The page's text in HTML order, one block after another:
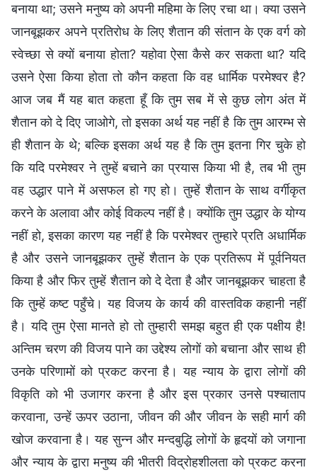
बनाया था; उसने मनुष्य को अपनी महिमा के लिए रचा था। क्या उसने
जानबूझकर अपने प्रतिरोध के लिए शैतान की संतान के एक वर्ग को
स्वेच्छा से क्यों बनाया होता? यहोवा ऐसा कैसे कर सकता था? यदि
उसने ऐसा किया होता तो कौन कहता कि वह धार्मिक परमेश्वर है?
आज जब मैं यह बात कहता हूँ कि तुम सब में से कुछ लोग अंत में
शैतान को दे दिए जाओगे, तो इसका अर्थ यह नहीं है कि तुम आरम्भ से
ही शैतान के थे; बल्कि इसका अर्थ यह है कि तुम इतना गिर चुके हो
कि यदि परमेश्वर ने तुम्हें बचाने का प्रयास किया भी है, तब भी तुम
वह उद्धार पाने में असफल हो गए हो। तुम्हें शैतान के साथ वर्गीकृत
करने के अलावा और कोई विकल्प नहीं है। क्योंकि तुम उद्धार के योग्य
नहीं हो, इसका कारण यह नहीं है कि परमेश्वर तुम्हारे प्रति अधार्मिक
है और उसने जानबूझकर तुम्हें शैतान के एक प्रतिरूप में पूर्वनियत
किया है और फिर तुम्हें शैतान को दे देता है और जानबूझकर चाहता है
कि तुम्हें कष्ट पहुँचे। यह विजय के कार्य की वास्तविक कहानी नहीं
है। यदि तुम ऐसा मानते हो तो तुम्हारी समझ बहुत ही एक पक्षीय है!
अन्तिम चरण की विजय पाने का उद्देश्य लोगों को बचाना और साथ ही
उनके परिणामों को प्रकट करना है। यह न्याय के द्वारा लोगों की
विकृति को भी उजागर करना है और इस प्रकार उनसे पश्चाताप
करवाना, उन्हें ऊपर उठाना, जीवन की और जीवन के सही मार्ग की
खोज करवाना है। यह सुन्न और मन्दबुद्धि लोगों के हृदयों को जगाना
और न्याय के द्वारा मनुष्य की भीतरी विद्रोहशीलता को प्रकट करना